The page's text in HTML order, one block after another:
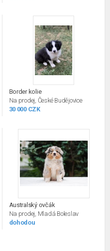
Border kolie
Na prodej, České Budějovice
30 000 CZK
Australský ovčák
Na prodej, Mladá Boleslav
dohodou